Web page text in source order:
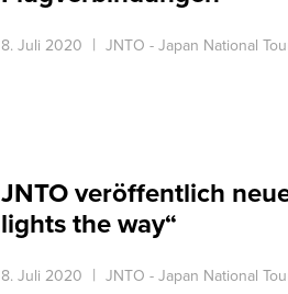
8. Juli 2020 JNTO - Japan National
JNTO veröffentlich
lights the way“
8. Juli 2020 JNTO - Japan National